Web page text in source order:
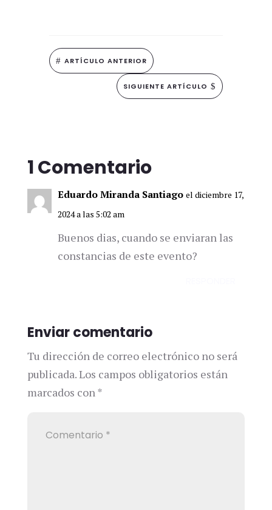
# ARTÍCULO ANTERIOR
SIGUIENTE ARTÍCULO $
1 Comentario
Eduardo Miranda Santiago el diciembre 17,
2024 a las 5:02 am
Buenos dias, cuando se enviaran las
constancias de este evento?
Enviar comentario
Tu dirección de correo electrónico no será
publicada.Los campos obligatorios están
marcados con*